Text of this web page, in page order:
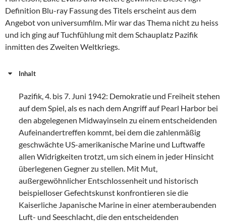
Definition Blu-ray Fassung des Titels erscheint aus dem
Angebot von universumfilm. Mir war das Thema nicht zu heiss
und ich ging auf Tuchfühlung mit dem Schauplatz Pazifik
inmitten des Zweiten Weltkriegs.
Inhalt
Pazifik, 4. bis 7. Juni 1942: Demokratie und Freiheit stehen
auf dem Spiel, als es nach dem Angriff auf Pearl Harbor bei
den abgelegenen Midwayinseln zu einem entscheidenden
Aufeinandertreffen kommt, bei dem die zahlenmäßig
geschwächte US-amerikanische Marine und Luftwaffe
allen Widrigkeiten trotzt, um sich einem in jeder Hinsicht
überlegenen Gegner zu stellen. Mit Mut,
außergewöhnlicher Entschlossenheit und historisch
beispielloser Gefechtskunst konfrontieren sie die
Kaiserliche Japanische Marine in einer atemberaubenden
Luft- und Seeschlacht, die den entscheidenden